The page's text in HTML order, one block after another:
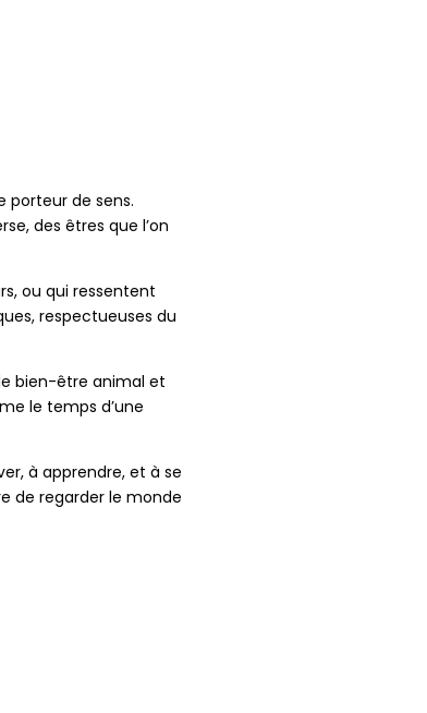
porteur de sens.
des êtres que l’on
ou qui ressentent
respectueuses du
bien-être animal et
le temps d’une
à apprendre, et à se
de regarder le monde